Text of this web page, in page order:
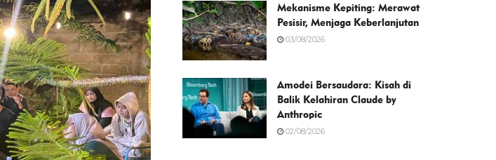
Mekanisme Kepiting: Merawat
Pesisir, Menjaga Keberlanjutan
03/08/2026
Amodei Bersaudara: Kisah di
Balik Kelahiran Claude by
Anthropic
02/08/2026